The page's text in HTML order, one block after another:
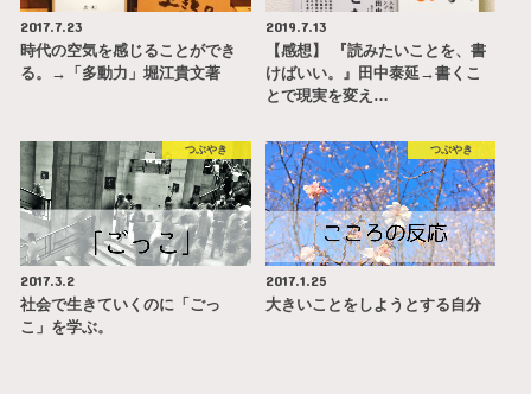
2017.7.23
時代の空気を感じることができ
る。→「多動力」堀江貴文著
2019.7.13
【感想】 『読みたいことを、書
けばいい。』田中泰延→書くこ
とで現実を変え…
つぶやき
2017.3.2
社会で生きていくのに「ごっ
こ」を学ぶ。
つぶやき
2017.1.25
大きいことをしようとする自分